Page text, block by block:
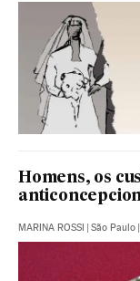
Homens, os
MARINA ROSSI | São Paulo |